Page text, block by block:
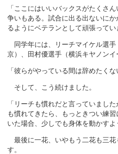
「ここにはいいバックスがたくさ
争いもある。試合に出る出ないに
るようにベテランとして頑張ってい
同学年には、リーチマイケル選手
京）、田村優選手（横浜キヤノンイ
「彼らがやっている間は辞めたくな
そして、こう続けました。
「リーチも慣れだと言っていまし
も慣れてきたら、もっときつい練
いた場合、少しでも身体を動かすよ
最後に一花、いやもう二花も三花
す。